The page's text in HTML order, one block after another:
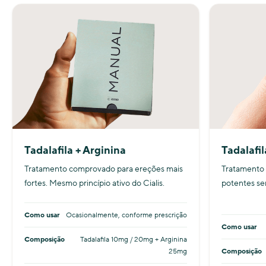
Tadalafila + Arginina
Tratamento comprovado para ereções mais
fortes. Mesmo princípio ativo do Cialis.
Como usar Ocasionalmente, conforme prescrição
Composição
Tadalafila 10mg / 20mg + Arginina
25mg
Tratamento
potentes
Como usar
Composição